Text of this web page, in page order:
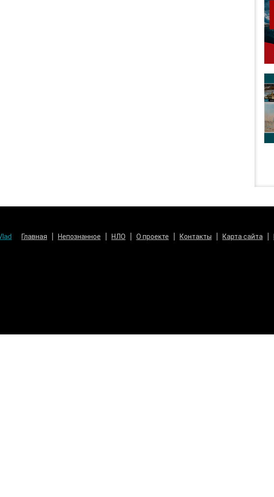
Главная Непознанное НЛО О проекте Контакты Карта сайта